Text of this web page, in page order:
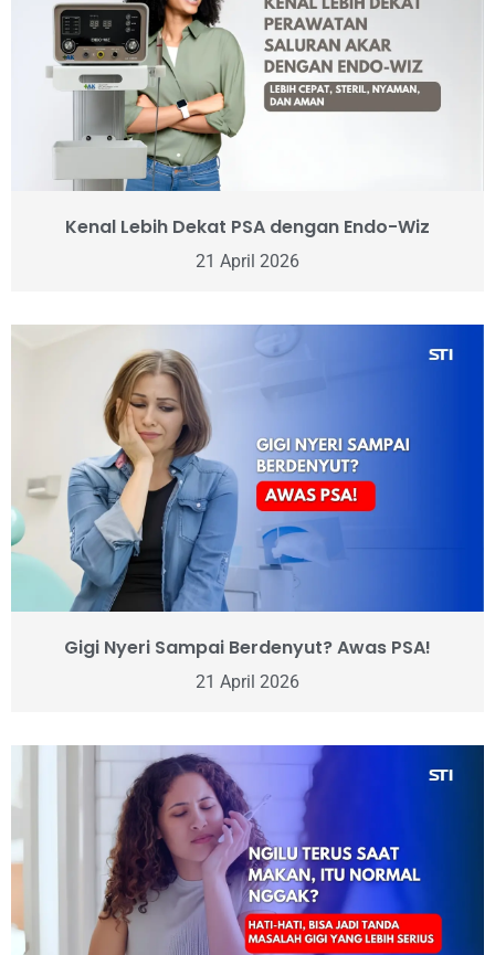
Kenal Lebih Dekat PSA dengan Endo-Wiz
21 April 2026
Gigi Nyeri Sampai Berdenyut? Awas PSA!
21 April 2026